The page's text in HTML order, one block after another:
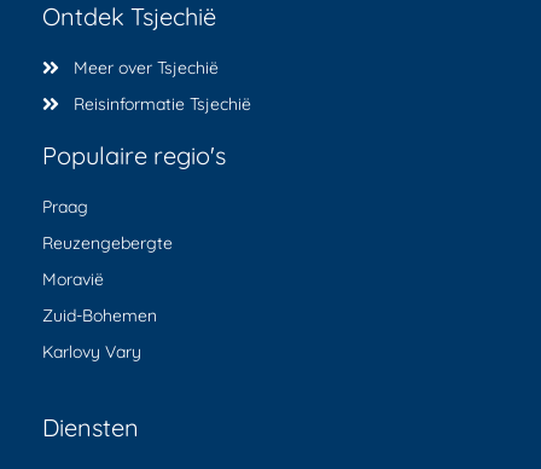
Ontdek Tsjechië
Meer over Tsjechië
Reisinformatie Tsjechië
Populaire regio's
Praag
Reuzengebergte
Moravië
Zuid-Bohemen
Karlovy Vary
Diensten